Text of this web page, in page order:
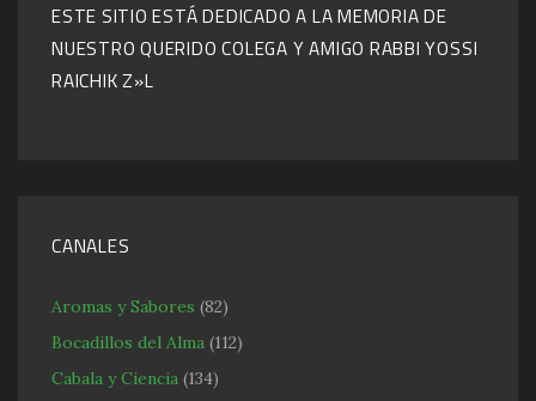
ESTE SITIO ESTÁ DEDICADO A LA MEMORIA DE
NUESTRO QUERIDO COLEGA Y AMIGO RABBI YOSSI
RAICHIK Z»L
CANALES
Aromas y Sabores (82)
Bocadillos del Alma (112)
Cabala y Ciencia (134)